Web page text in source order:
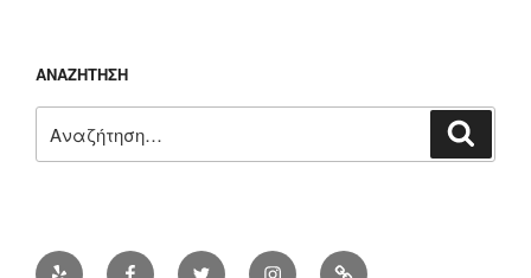
ΑΝΑΖΉΤΗΣΗ
για:
Yelp FacebookTwitter InstagramΔιεύθυνση